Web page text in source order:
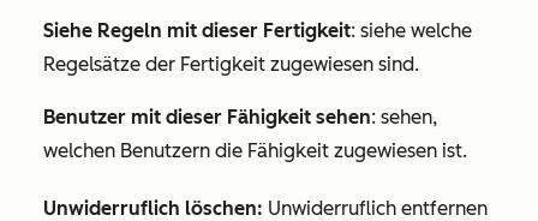
Siehe Regeln mit dieser Fertigkeit: siehe welche
Regelsätze der Fertigkeit zugewiesen sind.
Benutzer mit dieser Fähigkeit sehen: sehen,
welchen Benutzern die Fähigkeit zugewiesen ist.
Unwiderruflich löschen: Unwiderruflich entfernen